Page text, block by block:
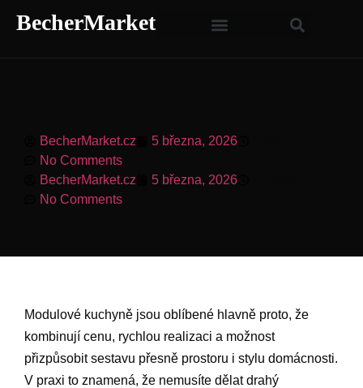
BecherMarket
BecherMarket.cz 5 března, 2026
No Comments
BecherMarket.cz
5 března, 2026
No Comments
Modulové kuchyně jsou oblíbené hlavně proto, že
kombinují cenu, rychlou realizaci a možnost
přizpůsobit sestavu přesně prostoru i stylu domácnosti.
V praxi to znamená, že nemusíte dělat drahý